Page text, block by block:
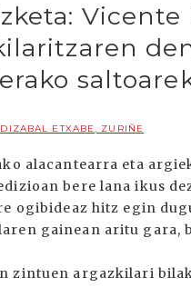
Vicente
ETXABE, ZURIÑE
alacantearra eta
bere lana ikus
ogibideaz hitz egin
gainean aritu gara,
zintuen argazkilari